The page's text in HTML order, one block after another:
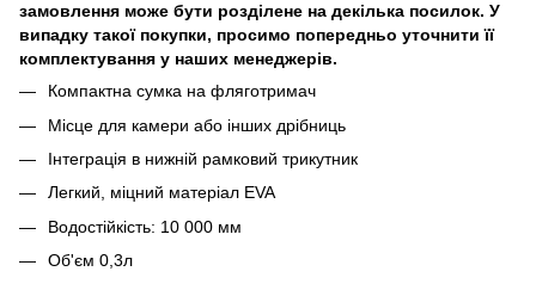
замовлення може бути розділене на декілька посилок. У
випадку такої покупки, просимо попередньо уточнити її
комплектування у наших менеджерів.
Компактна сумка на фляготримач
Місце для камери або інших дрібниць
Інтеграція в нижній рамковий трикутник
Легкий, міцний матеріал EVA
Водостійкість: 10 000 мм
Об'єм 0,3л